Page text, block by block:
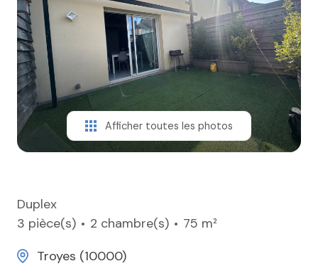
FAIRE
ESTIMER
CONTACT
Afficher toutes les photos
Duplex
3 pièce(s)
2 chambre(s)
75 m²
Troyes (10000)